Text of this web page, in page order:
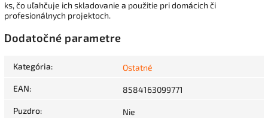
ks, čo uľahčuje ich skladovanie a použitie pri domácich či
profesionálnych projektoch.
Dodatočné parametre
Kategória: Ostatné
EAN: 8584163099771
Puzdro: Nie